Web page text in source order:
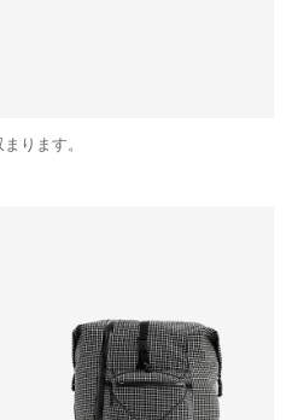
ります。